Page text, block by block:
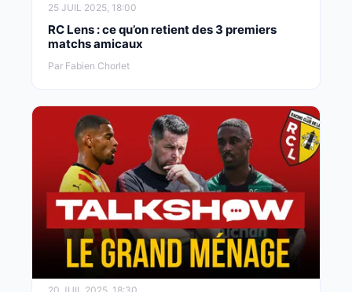
25 JUIL 2025, 18:00
RC Lens : ce qu’on retient des 3 premiers
matchs amicaux
Par Fabien Chorlet